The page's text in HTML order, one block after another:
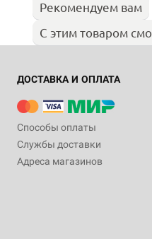
Рекомендуем вам
С этим товаром
ДОСТАВКА И ОПЛАТА
Способы оплаты
Службы доставки
Адреса магазинов